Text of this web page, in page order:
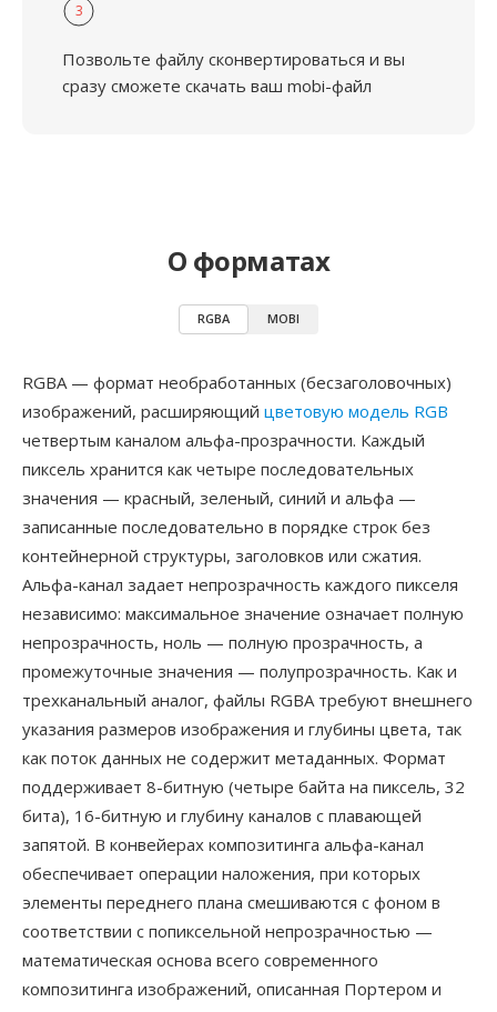
3
Позвольте файлу сконвертироваться и вы
сразу сможете скачать ваш mobi-файл
О форматах
RGBA MOBI
RGBA — формат необработанных (бесзаголовочных)
изображений, расширяющий цветовую модель RGB
четвертым каналом альфа-прозрачности. Каждый
пиксель хранится как четыре последовательных
значения — красный, зеленый, синий и альфа —
записанные последовательно в порядке строк без
контейнерной структуры, заголовков или сжатия.
Альфа-канал задает непрозрачность каждого пикселя
независимо: максимальное значение означает полную
непрозрачность, ноль — полную прозрачность, а
промежуточные значения — полупрозрачность. Как и
трехканальный аналог, файлы RGBA требуют внешнего
указания размеров изображения и глубины цвета, так
как поток данных не содержит метаданных. Формат
поддерживает 8-битную (четыре байта на пиксель, 32
бита), 16-битную и глубину каналов с плавающей
запятой. В конвейерах композитинга альфа-канал
обеспечивает операции наложения, при которых
элементы переднего плана смешиваются с фоном в
соответствии с попиксельной непрозрачностью —
математическая основа всего современного
композитинга изображений, описанная Портером и